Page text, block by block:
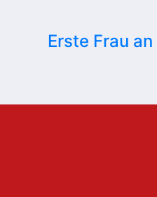
Erste Frau